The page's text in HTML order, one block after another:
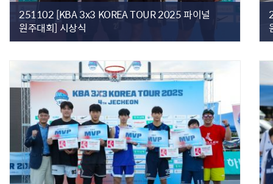
251102 [KBA 3x3 KOREA TOUR 2025 파이널
원주대회] 시상식